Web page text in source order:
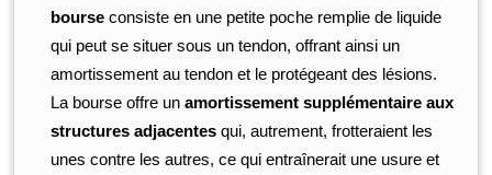
bourse consiste en une petite poche remplie de liquide
qui peut se situer sous un tendon, offrant ainsi un
amortissement au tendon et le protégeant des lésions.
La bourse offre unamortissement supplémentaire aux
structures adjacentes qui, autrement, frotteraient les
unes contre les autres, ce qui entraînerait une usure et